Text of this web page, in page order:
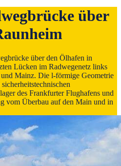
über
über den Ölhafen in
Lücken im Radwegenetz links
Mainz. Die l-förmige Geometrie
des Frankfurter Flughafens und
vom Überbau auf den Main und in